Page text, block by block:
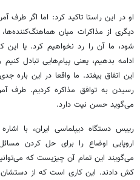
او در این راستا تاکید کرد: اما اگر
دیگری از مذاکرات میان
شود، ما آن را رد نخواهیم کرد. یا این
ادامه بدهیم، یعنی پیام‌هایی تبادل
این اتفاق بیفتد. ما واقعا در این
رسیدن به توافق مذاکره کردیم. طرف
می‌گوید حسن نیت دارد.
رییس دستگاه دیپلماسی ایران، با
اروپایی اوضاع را برای حل کردن
می‌گویند این تمام آن چیزیست که
کش دادند. این کاری است که از